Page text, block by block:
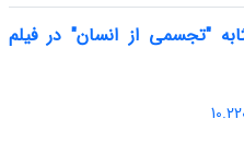
"تجسمی از انسان" در فیلم